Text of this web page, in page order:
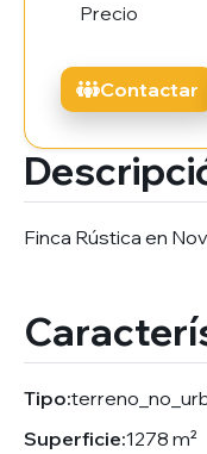
Finca Rústica en
Tipo:
Superficie:1278 m²
Precio
Contactar